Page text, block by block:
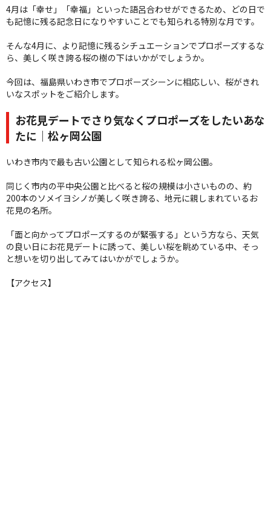
4月は「幸せ」「幸福」といった語呂合わせができるため、どの日で
も記憶に残る記念日になりやすいことでも知られる特別な月です。
そんな4月に、より記憶に残るシチュエーションでプロポーズするな
ら、美しく咲き誇る桜の樹の下はいかがでしょうか。
今回は、福島県いわき市でプロポーズシーンに相応しい、桜がきれ
いなスポットをご紹介します。
お花見デートでさり気なくプロポーズをしたいあな
たに｜松ヶ岡公園
いわき市内で最も古い公園として知られる松ヶ岡公園。
同じく市内の平中央公園と比べると桜の規模は小さいものの、約
200本のソメイヨシノが美しく咲き誇る、地元に親しまれているお
花見の名所。
「面と向かってプロポーズするのが緊張する」という方なら、天気
の良い日にお花見デートに誘って、美しい桜を眺めている中、そっ
と想いを切り出してみてはいかがでしょうか。
【アクセス】